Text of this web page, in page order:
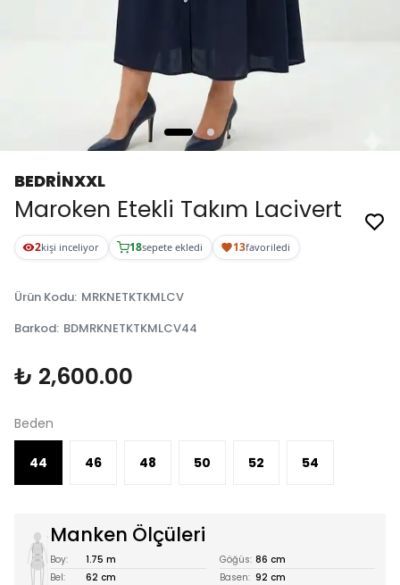
BEDRİNXXL
Maroken Etekli Takım Lacivert
2kişi inceliyor 18sepete ekledi 13favoriledi
Ürün Kodu: MRKNETKTKMLCV
Barkod: BDMRKNETKTKMLCV44
₺ 2,600.00
Beden
44 46 48 50 52 54
Manken Ölçüleri
Boy: 1.75 m Göğüs: 86 cm
Bel:
62 cm Basen: 92 cm